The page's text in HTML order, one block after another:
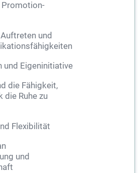
Promotion-
und
und Eigeninitiative
die Fähigkeit,
die Ruhe zu
Flexibilität
und